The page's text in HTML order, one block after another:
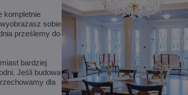
kompletnie
sobie
prześlemy do
bardziej
Jeśli budowa
dla